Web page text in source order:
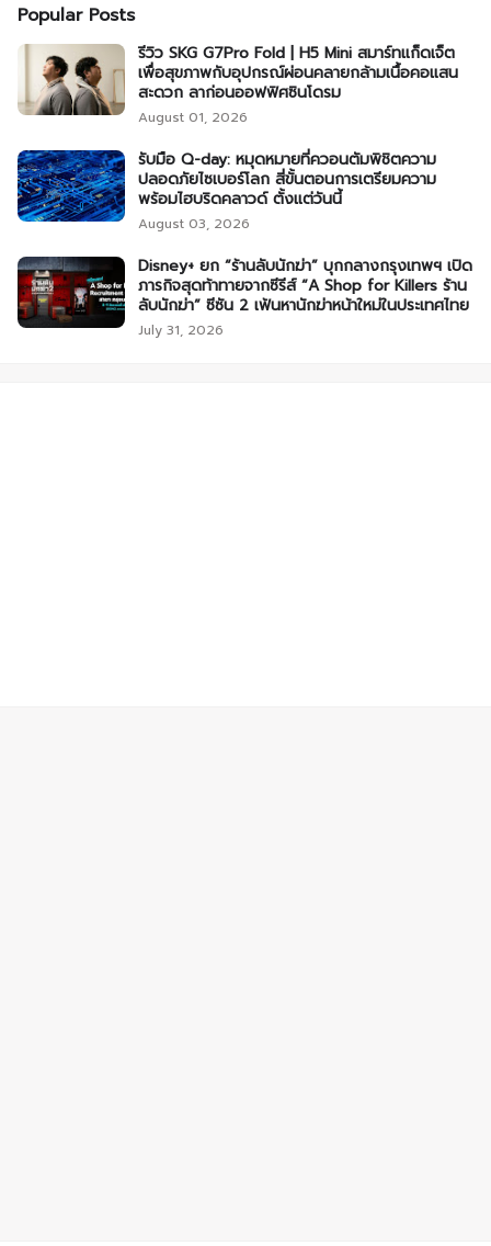
Popular Posts
รีวิว SKG G7Pro Fold | H5 Mini สมาร์ทแก็ดเจ็ต
เพื่อสุขภาพกับอุปกรณ์ผ่อนคลายกล้ามเนื้อคอแสน
สะดวก ลาก่อนออฟฟิศซินโดรม
August 01, 2026
รับมือ Q-day: หมุดหมายที่ควอนตัมพิชิตความ
ปลอดภัยไซเบอร์โลก สี่ขั้นตอนการเตรียมความ
พร้อมไฮบริดคลาวด์ ตั้งแต่วันนี้
August 03, 2026
Disney+ ยก “ร้านลับนักฆ่า” บุกกลางกรุงเทพฯ เปิด
ภารกิจสุดท้าทายจากซีรีส์ “A Shop for Killers ร้าน
ลับนักฆ่า” ซีซัน 2 เฟ้นหานักฆ่าหน้าใหม่ในประเทศไทย
July 31, 2026